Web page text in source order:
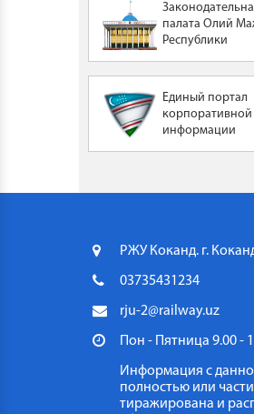
палата Олий
Республики
Единый портал
корпоративной
информации
РЖУ Коканд. г.
03735431234
rju-2@railway.uz
Пон - Пятница 9.00 -
Информация с
полностью или
тиражирована и